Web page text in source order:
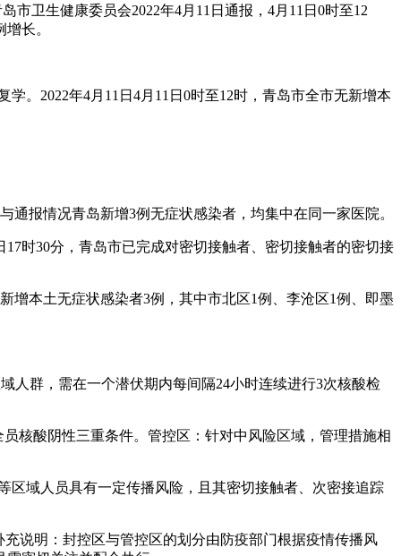
市卫生健康委员会2022年4月11日通报，4月11日0时至12
长。
。2022年4月11日4月11日0时至12时，青岛市全市无新增本
报情况青岛新增3例无症状感染者，均集中在同一家医院。
时30分，青岛市已完成对密切接触者、密切接触者的密切接
增本土无症状感染者3例，其中市北区1例、李沧区1例、即墨
人群，需在一个潜伏期内每间隔24小时连续进行3次核酸检
核酸阴性三重条件。管控区：针对中风险区域，管理措施相
区域人员具有一定传播风险，且其密切接触者、次密接追踪
说明：封控区与管控区的划分由防疫部门根据疫情传播风